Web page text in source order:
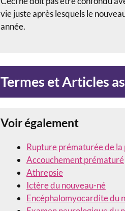
vie juste après lesquels le
année.
Termes et Articles
Voir également
Rupture prématurée de la
Accouchement prématuré
Athrepsie
Ictère du nouveau-né
Encéphalomyocardite du